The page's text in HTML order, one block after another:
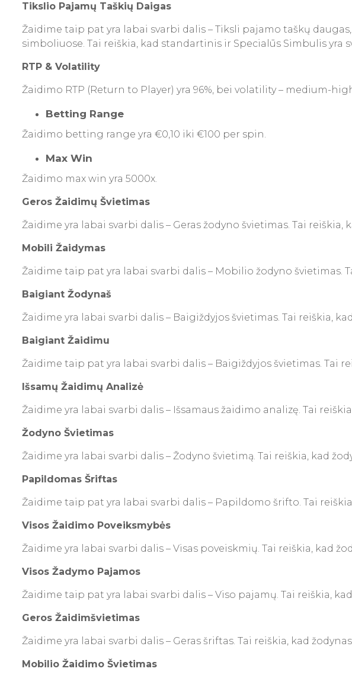
Tikslio Pajamų Taškių Daigas
Žaidime taip pat yra labai svarbi dalis – Tiksli pajamo taškų
simboliuose. Tai reiškia, kad standartinis ir Specialūs Simbulis yra
RTP & Volatility
Žaidimo RTP (Return to Player) yra 96%, bei volatility – medium-
Betting Range
Žaidimo betting range yra €0,10 iki €100 per spin.
Max Win
Žaidimo max win yra 5000x.
Geros Žaidimų Švietimas
Žaidime yra labai svarbi dalis – Geras žodyno švietimas. Tai
Mobili Žaidymas
Žaidime taip pat yra labai svarbi dalis – Mobilio žodyno švietimas.
Baigiant Žodynaš
Žaidime yra labai svarbi dalis – Baigiždyjos švietimas. Tai reiškia,
Baigiant Žaidimu
Žaidime taip pat yra labai svarbi dalis – Baigiždyjos švietimas. Tai
Išsamų Žaidimų Analizė
Žaidime yra labai svarbi dalis – Išsamaus žaidimo analizę. Tai
Žodyno Švietimas
Žaidime yra labai svarbi dalis – Žodyno švietimą. Tai reiškia, kad
Papildomas Šriftas
Žaidime taip pat yra labai svarbi dalis – Papildomo šrifto. Tai
Visos Žaidimo Poveiksmybės
Žaidime yra labai svarbi dalis – Visas poveiskmių. Tai reiškia, kad
Visos Žadymo Pajamos
Žaidime taip pat yra labai svarbi dalis – Viso pajamų. Tai reiškia,
Geros Žaidimšvietimas
Žaidime yra labai svarbi dalis – Geras šriftas. Tai reiškia, kad
Mobilio Žaidimo Švietimas